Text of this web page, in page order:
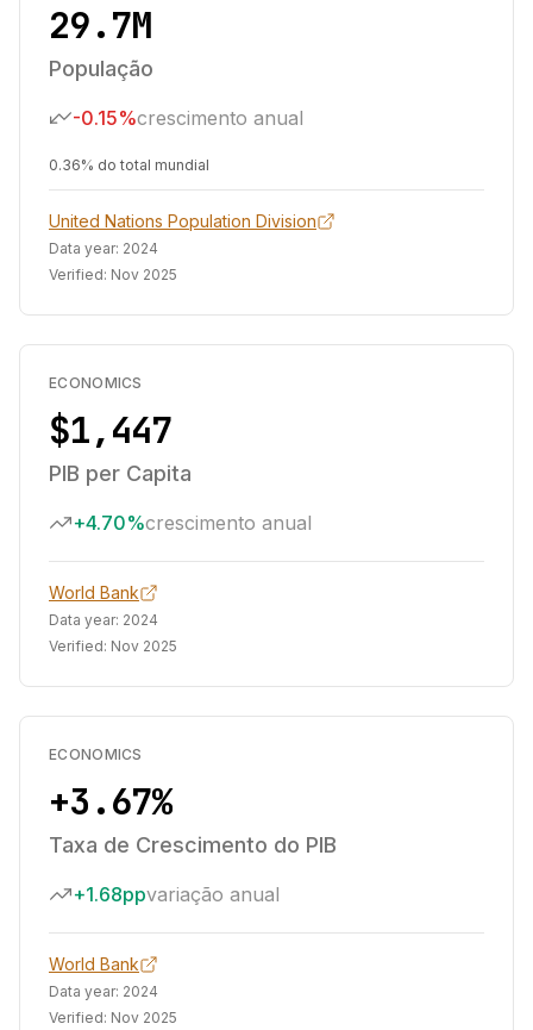
29.7M
População
-0.15%crescimento anual
0.36% do total mundial
United Nations Population Division
Data year: 2024
Verified: Nov 2025
ECONOMICS
$1,447
PIB per Capita
+4.70%crescimento anual
World Bank
Data year: 2024
Verified: Nov 2025
ECONOMICS
+3.67%
Taxa de Crescimento do PIB
+1.68ppvariação anual
World Bank
Data year: 2024
Verified: Nov 2025